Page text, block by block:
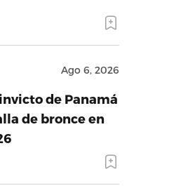
Ago 6, 2026
de Panamá
de bronce en